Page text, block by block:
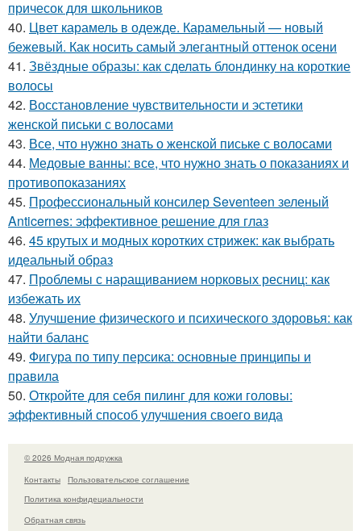
причесок для школьников
40. Цвет карамель в одежде. Карамельный — новый
бежевый. Как носить самый элегантный оттенок осени
41. Звёздные образы: как сделать блондинку на короткие
волосы
42. Восстановление чувствительности и эстетики
женской письки с волосами
43. Все, что нужно знать о женской письке с волосами
44. Медовые ванны: все, что нужно знать о показаниях и
противопоказаниях
45. Профессиональный консилер Seventeen зеленый
Anticernes: эффективное решение для глаз
46. 45 крутых и модных коротких стрижек: как выбрать
идеальный образ
47. Проблемы с наращиванием норковых ресниц: как
избежать их
48. Улучшение физического и психического здоровья: как
найти баланс
49. Фигура по типу персика: основные принципы и
правила
50. Откройте для себя пилинг для кожи головы:
эффективный способ улучшения своего вида
© 2026 Модная подружка
Контакты
Пользовательское соглашение
Политика конфидециальности
Обратная связь